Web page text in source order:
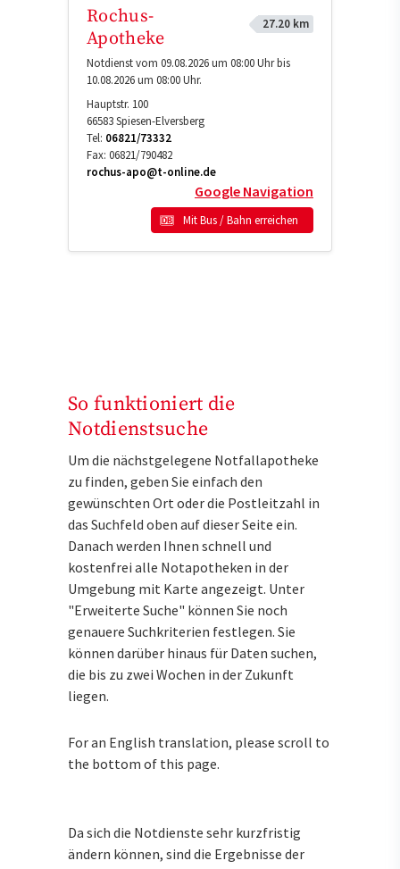
Rochus-
Apotheke
27.20 km
Notdienst vom 09.08.2026 um 08:00 Uhr bis
10.08.2026 um 08:00 Uhr.
Hauptstr. 100
66583Spiesen-Elversberg
Tel: 06821/73332
Fax: 06821/790482
rochus-apo@t-online.de
Google Navigation
Mit Bus / Bahn erreichen
So funktioniert die
Notdienstsuche
Um die nächstgelegene Notfallapotheke
zu finden, geben Sie einfach den
gewünschten Ort oder die Postleitzahl in
das Suchfeld oben auf dieser Seite ein.
Danach werden Ihnen schnell und
kostenfrei alle Notapotheken in der
Umgebung mit Karte angezeigt. Unter
"Erweiterte Suche" können Sie noch
genauere Suchkriterien festlegen. Sie
können darüber hinaus für Daten suchen,
die bis zu zwei Wochen in der Zukunft
liegen.
For an English translation, please scroll to
the bottom of this page.
Da sich die Notdienste sehr kurzfristig
ändern können, sind die Ergebnisse der